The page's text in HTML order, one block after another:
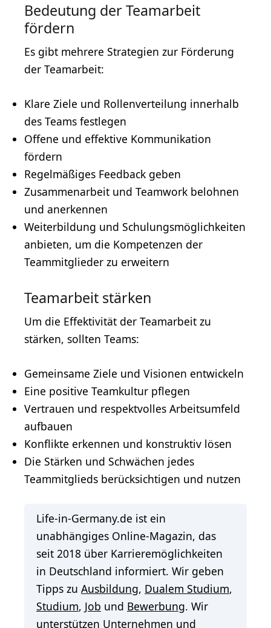
Bedeutung der Teamarbeit
fördern
Es gibt mehrere Strategien zur Förderung
der Teamarbeit:
Klare Ziele und Rollenverteilung innerhalb
des Teams festlegen
Offene und effektive Kommunikation
fördern
Regelmäßiges Feedback geben
Zusammenarbeit und Teamwork belohnen
und anerkennen
Weiterbildung und Schulungsmöglichkeiten
anbieten, um die Kompetenzen der
Teammitglieder zu erweitern
Teamarbeit stärken
Um die Effektivität der Teamarbeit zu
stärken, sollten Teams:
Gemeinsame Ziele und Visionen entwickeln
Eine positive Teamkultur pflegen
Vertrauen und respektvolles Arbeitsumfeld
aufbauen
Konflikte erkennen und konstruktiv lösen
Die Stärken und Schwächen jedes
Teammitglieds berücksichtigen und nutzen
Life-in-Germany.de ist ein
unabhängiges Online-Magazin, das
seit 2018 über Karrieremöglichkeiten
in Deutschland informiert. Wir geben
Tipps zu Ausbildung, Dualem Studium,
Studium, Job und Bewerbung. Wir
unterstützen Unternehmen und